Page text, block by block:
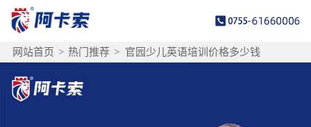
网站首页 > 热门推荐 > 官园少儿英语培训价格多少钱